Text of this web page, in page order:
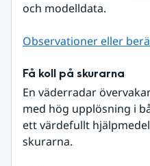
och modelldata.
Observationer eller
Få koll på skurarna
En väderradar
med hög upplösning i
ett värdefullt
skurarna.